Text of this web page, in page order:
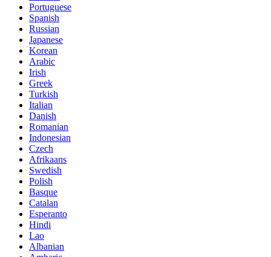
Portuguese
Spanish
Russian
Japanese
Korean
Arabic
Irish
Greek
Turkish
Italian
Danish
Romanian
Indonesian
Czech
Afrikaans
Swedish
Polish
Basque
Catalan
Esperanto
Hindi
Lao
Albanian